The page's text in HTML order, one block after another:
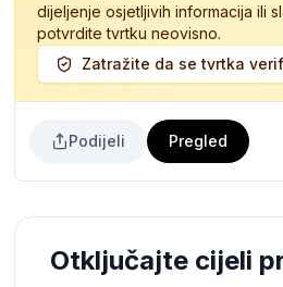
dijeljenje osjetljivih informacija ili
potvrdite tvrtku neovisno.
Zatražite da se tvrtka
Podijeli Pregled
Otključajte cijeli